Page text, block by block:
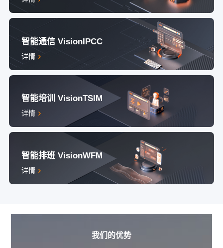
智能通信 VisionIPCC
详情
智能培训 VisionTSIM
详情
智能排班 VisionWFM
详情
我们的优势